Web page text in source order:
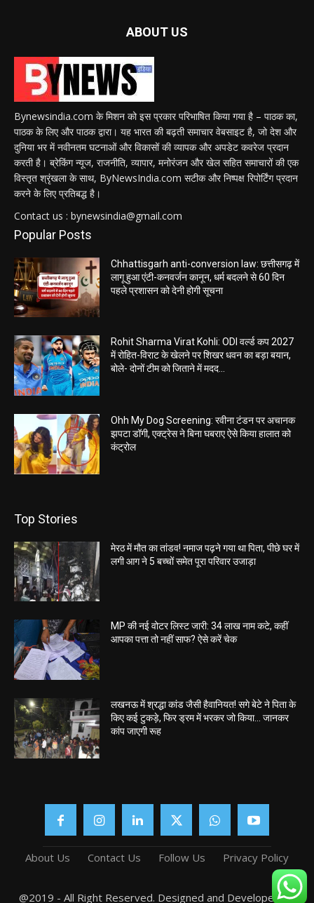
ABOUT US
Bynewsindia.com के मिशन को इस प्रकार परिभाषित किया गया है – पाठक का,
पाठक के लिए और पाठक द्वारा। यह भारत की बढ़ती समाचार वेबसाइट है, जो देश और
दुनिया भर में नवीनतम घटनाओं और विकासों की व्यापक और अपडेट कवरेज प्रदान
करती है। ब्रेकिंग न्यूज, राजनीति, व्यापार, मनोरंजन और खेल सहित समाचारों की एक
विस्तृत श्रृंखला के साथ, ByNewsIndia.com सटीक और निष्पक्ष रिपोर्टिंग प्रदान
करने के लिए प्रतिबद्ध है।
Contact us : bynewsindia@gmail.com
Popular Posts
Chhattisgarh anti-conversion law: छत्तीसगढ़ में
लागू हुआ एंटी-कनवर्जन कानून, धर्म बदलने से 60 दिन
पहले प्रशासन को देनी होगी सूचना
Rohit Sharma Virat Kohli: ODI वर्ल्ड कप 2027
में रोहित-विराट के खेलने पर शिखर धवन का बड़ा बयान,
बोले- दोनों टीम को जिताने में मदद...
Ohh My Dog Screening: रवीना टंडन पर अचानक
झपटा डॉगी, एक्ट्रेस ने बिना घबराए ऐसे किया हालात को
कंट्रोल
Top Stories
मेरठ में मौत का तांडव! नमाज पढ़ने गया था पिता, पीछे घर में
लगी आग ने 5 बच्चों समेत पूरा परिवार उजाड़ा
MP की नई वोटर लिस्ट जारी: 34 लाख नाम कटे, कहीं
आपका पत्ता तो नहीं साफ? ऐसे करें चेक
लखनऊ में श्रद्धा कांड जैसी हैवानियत! सगे बेटे ने पिता के
किए कई टुकड़े, फिर ड्रम में भरकर जो किया… जानकर
कांप जाएगी रूह
About Us Contact Us Follow Us Privacy Policy
@2019 - All Right Reserved. Designed and Developed by